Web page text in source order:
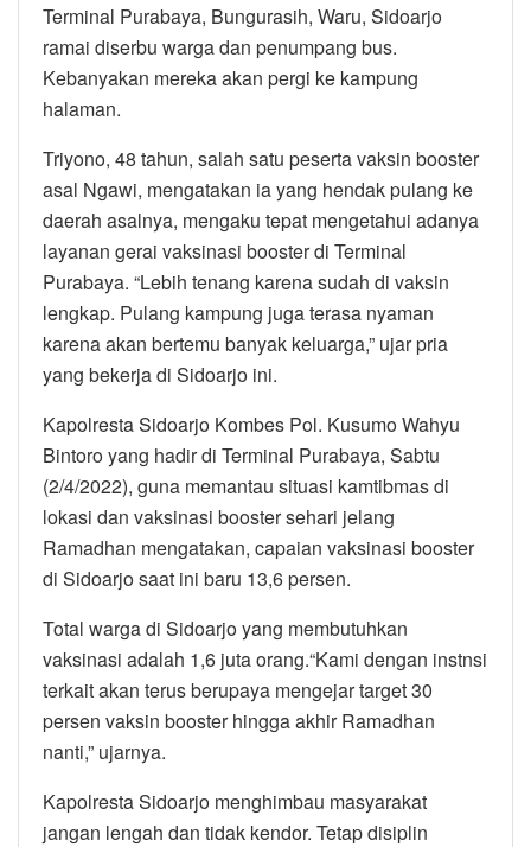
Terminal Purabaya, Bungurasih, Waru, Sidoarjo
ramai diserbu warga dan penumpang bus.
Kebanyakan mereka akan pergi ke kampung
halaman.
Triyono, 48 tahun, salah satu peserta vaksin booster
asal Ngawi, mengatakan ia yang hendak pulang ke
daerah asalnya, mengaku tepat mengetahui adanya
layanan gerai vaksinasi booster di Terminal
Purabaya. “Lebih tenang karena sudah di vaksin
lengkap. Pulang kampung juga terasa nyaman
karena akan bertemu banyak keluarga,” ujar pria
yang bekerja di Sidoarjo ini.
Kapolresta Sidoarjo Kombes Pol. Kusumo Wahyu
Bintoro yang hadir di Terminal Purabaya, Sabtu
(2/4/2022), guna memantau situasi kamtibmas di
lokasi dan vaksinasi booster sehari jelang
Ramadhan mengatakan, capaian vaksinasi booster
di Sidoarjo saat ini baru 13,6 persen.
Total warga di Sidoarjo yang membutuhkan
vaksinasi adalah 1,6 juta orang.“Kami dengan instnsi
terkait akan terus berupaya mengejar target 30
persen vaksin booster hingga akhir Ramadhan
nanti,” ujarnya.
Kapolresta Sidoarjo menghimbau masyarakat
jangan lengah dan tidak kendor. Tetap disiplin